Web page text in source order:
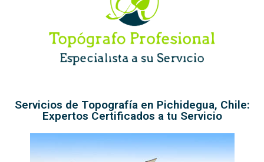
Servicios de Topografía en Pichidegua, Chile:
Expertos Certificados a tu Servicio